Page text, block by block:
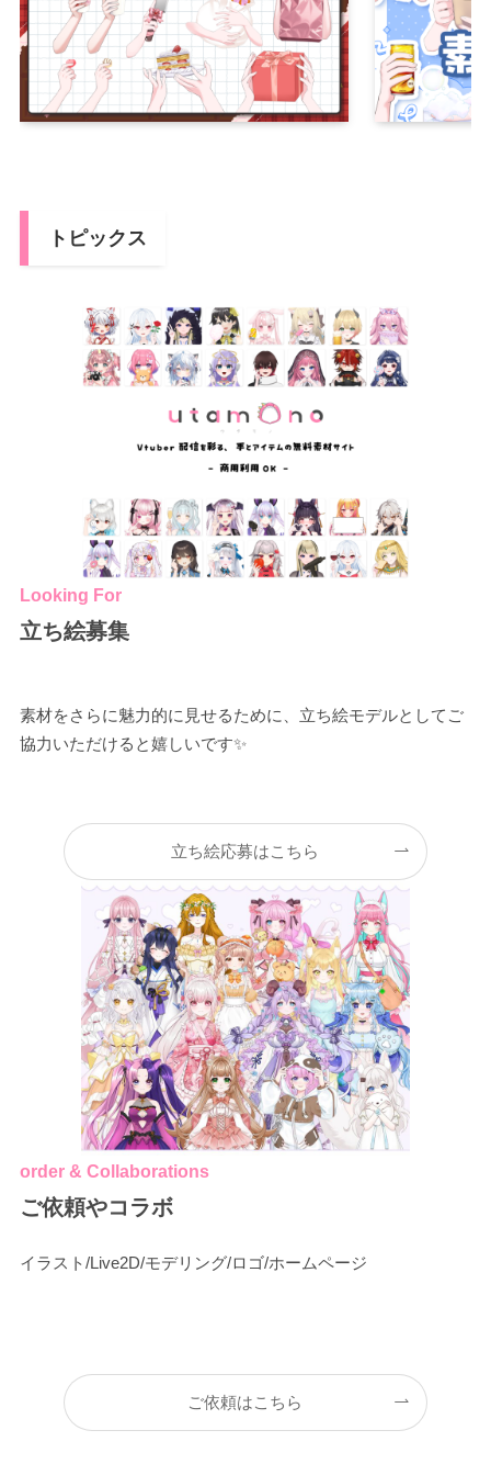
トピックス
Looking For
立ち絵募集
素材をさらに魅力的に見せるために、立ち絵モデルとしてご
協力いただけると嬉しいです✨
立ち絵応募はこちら
order & Collaborations
ご依頼やコラボ
イラスト/Live2D/モデリング/ロゴ/ホームページ
ご依頼はこちら